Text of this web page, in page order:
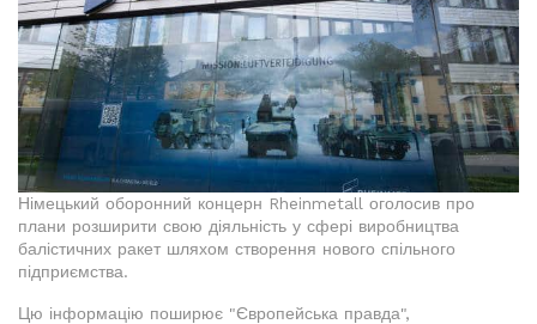
Німецький оборонний концерн Rheinmetall оголосив про
плани розширити свою діяльність у сфері виробництва
балістичних ракет шляхом створення нового спільного
підприємства.
Цю інформацію поширює "Європейська правда",